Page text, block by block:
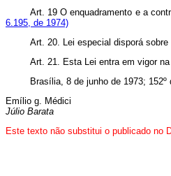
Art. 19 O enquadramento e a
6.195, de 1974)
Art. 20. Lei especial disporá
Art. 21. Esta Lei entra em vigor
Brasília, 8 de junho de 1973;
Emílio g. Médici
Júlio Barata
Este texto não substitui o publicado no